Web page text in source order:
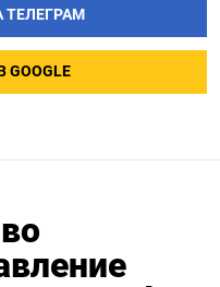
ТЕЛЕГРАМ